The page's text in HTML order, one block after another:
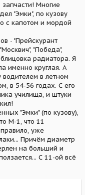
Многие
"Эмки", по кузову
с капотом и мордой
- "Прейскурант
"Победа",
радиатора. Я
именно круглая. А
в летном
в 54-56 годах. С его
училища, и штуки
"Эмки" (по кузову),
М-1, что 11
уже
Причём диаметр
на больший и
С 11-ой всё